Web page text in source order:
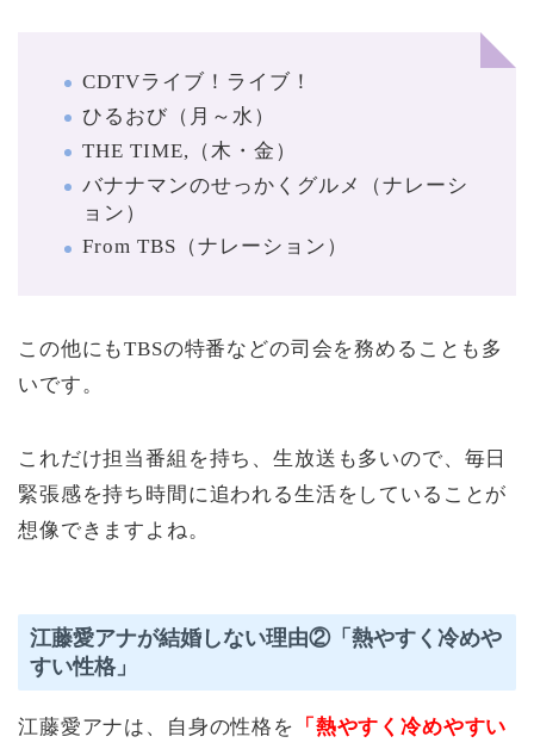
CDTVライブ！ライブ！
ひるおび（月～水）
THE TIME,（木・金）
バナナマンのせっかくグルメ（ナレーシ
ョン）
From TBS （ナレーション）
この他にもTBSの特番などの司会を務めることも多
いです。
これだけ担当番組を持ち、生放送も多いので、毎日
緊張感を持ち時間に追われる生活をしていることが
想像できますよね。
江藤愛アナが結婚しない理由②「熱やすく冷めや
すい性格」
江藤愛アナは、自身の性格を
「熱やすく冷めやすい